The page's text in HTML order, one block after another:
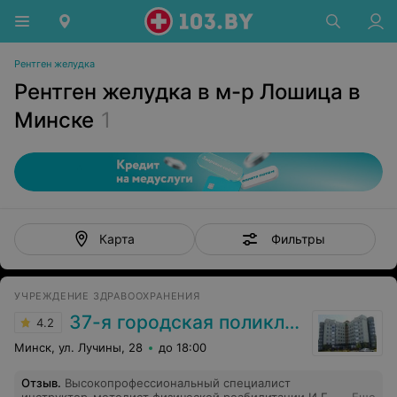
Рентген желудка
Рентген желудка в м-р Лошица в
Минске 1
Карта Фильтры
УЧРЕЖДЕНИЕ ЗДРАВООХРАНЕНИЯ
4.2 37-я городская поликлиника
Минск, ул. Лучины, 28 до 18:00
Отзыв. Высокопрофессиональный специалист